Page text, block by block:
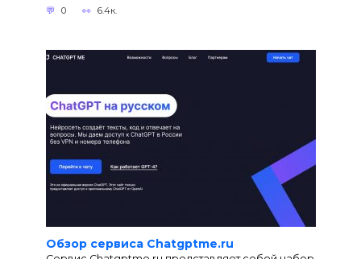
0 6.4к.
Обзор сервиса Chatgptme.ru